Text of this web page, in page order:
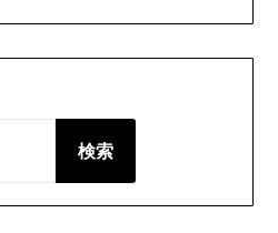
検索